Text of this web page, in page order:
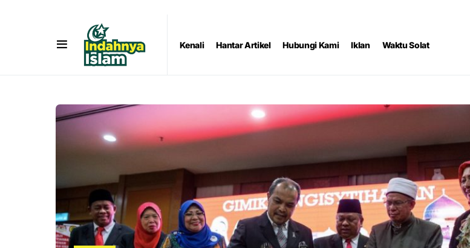
Kenali Hantar Artikel Hubungi Kami Iklan Waktu Solat